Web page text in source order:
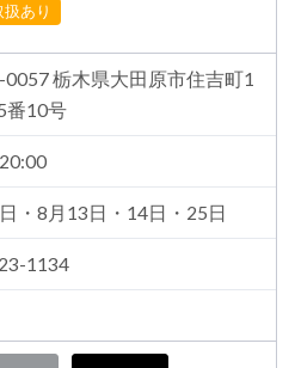
あり
0057 栃木県大田原市住吉町1
番10号
・8月13日・14日・25日
1134